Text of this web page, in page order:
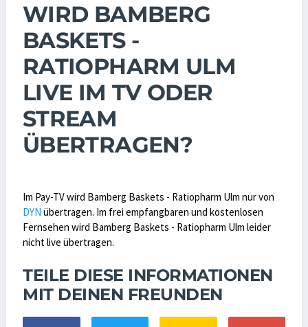
WIRD BAMBERG
BASKETS -
RATIOPHARM ULM
LIVE IM TV ODER
STREAM
ÜBERTRAGEN?
Im Pay-TV wird Bamberg Baskets - Ratiopharm Ulm nur von
DYN übertragen. Im frei empfangbaren und kostenlosen
Fernsehen wird Bamberg Baskets - Ratiopharm Ulm leider
nicht live übertragen.
TEILE DIESE INFORMATIONEN
MIT DEINEN FREUNDEN